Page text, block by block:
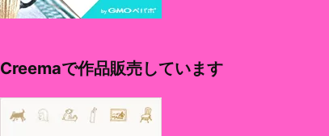
Creemaで作品販売しています